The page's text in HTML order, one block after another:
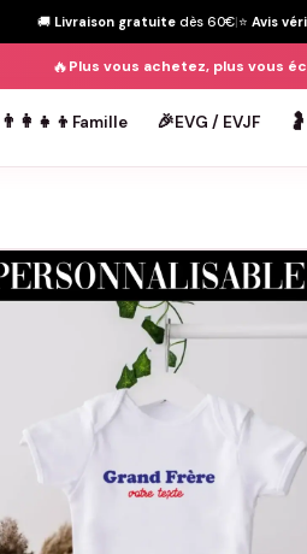
🚚 Livraison gratuite dès 60€|⭐ Avis
🔥Plus vous achetez, plus vous
👨‍👩‍👧‍👦 Famille 🎉EVG / EVJF 🤰